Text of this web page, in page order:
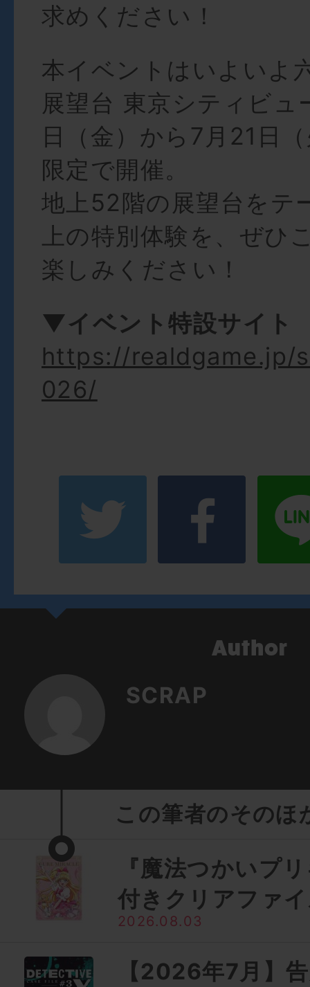
求めください！
本イベントはいよいよ
展望台 東京シティビュ
日（金）から7月21日
限定で開催。
地上52階の展望台をテ
上の特別体験を、ぜひ
楽しみください！
▼イベント特設サイト
https://realdgame.jp/
026/
SCRAP
この筆者のそのほ
『魔法つかいプ
付きクリアファ
2026.08.03
【2026年7月】